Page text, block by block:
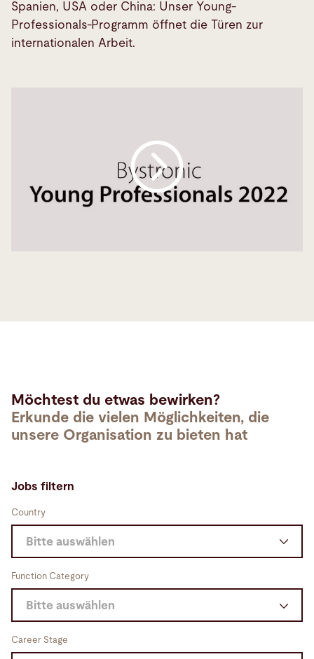
Spanien, USA oder China: Unser Young-
Professionals-Programm öffnet die Türen zur
internationalen Arbeit.
Möchtest du etwas bewirken?
Erkunde die vielen Möglichkeiten, die
unsere Organisation zu bieten hat
Jobs filtern
Country
Bitte auswählen
Deutschland (1)
Australien (0)
Spanien (0)
Function Category
Bitte auswählen
Engineering & Development (1)
Career Stage